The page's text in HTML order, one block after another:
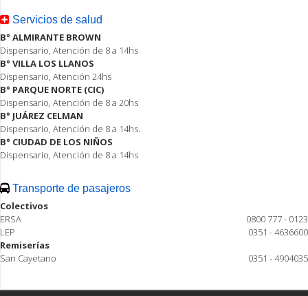
Servicios de salud
B° ALMIRANTE BROWN
Dispensario, Atención de 8 a 14hs
B° VILLA LOS LLANOS
Dispensario, Atención 24hs
B° PARQUE NORTE (CIC)
Dispensario, Atención de 8 a 20hs
B° JUÁREZ CELMAN
Dispensario, Atención de 8 a 14hs.
B° CIUDAD DE LOS NIÑOS
Dispensario, Atención de 8 a 14hs
Transporte de pasajeros
Colectivos
ERSA
0800 777 - 0123
LEP
0351 - 4636600
Remiserías
San Cayetano
0351 - 4904035